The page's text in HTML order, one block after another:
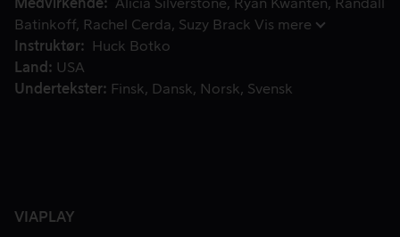
Medvirkende
Alicia Silverstone Ryan Kwanten
Randall
Batinkoff
Rachel Cerda Suzy Brack Vis mere
Instruktør
Huck Botko
Land
USA
Undertekster
Finsk Dansk Norsk Svensk
VIAPLAY